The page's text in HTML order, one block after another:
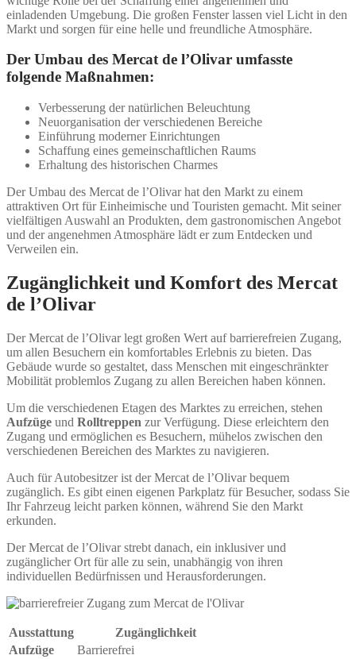
einladenden Umgebung. Die großen Fenster lassen viel Licht in den
Markt und sorgen für eine helle und freundliche Atmosphäre.
Der Umbau des Mercat de l’Olivar umfasste
folgende Maßnahmen:
Verbesserung der natürlichen Beleuchtung
Neuorganisation der verschiedenen Bereiche
Einführung moderner Einrichtungen
Schaffung eines gemeinschaftlichen Raums
Erhaltung des historischen Charmes
Der Umbau des Mercat de l’Olivar hat den Markt zu einem
attraktiven Ort für Einheimische und Touristen gemacht. Mit seiner
vielfältigen Auswahl an Produkten, dem gastronomischen Angebot
und der angenehmen Atmosphäre lädt er zum Entdecken und
Verweilen ein.
Zugänglichkeit und Komfort des Mercat
de l’Olivar
Der Mercat de l’Olivar legt großen Wert auf barrierefreien Zugang,
um allen Besuchern ein komfortables Erlebnis zu bieten. Das
Gebäude wurde so gestaltet, dass Menschen mit eingeschränkter
Mobilität problemlos Zugang zu allen Bereichen haben können.
Um die verschiedenen Etagen des Marktes zu erreichen, stehen
Aufzüge und Rolltreppen zur Verfügung. Diese erleichtern den
Zugang und ermöglichen es Besuchern, mühelos zwischen den
verschiedenen Bereichen des Marktes zu navigieren.
Auch für Autobesitzer ist der Mercat de l’Olivar bequem
zugänglich. Es gibt einen eigenen Parkplatz für Besucher, sodass Sie
Ihr Fahrzeug leicht parken können, während Sie den Markt
erkunden.
Der Mercat de l’Olivar strebt danach, ein inklusiver und
zugänglicher Ort für alle zu sein, unabhängig von ihren
individuellen Bedürfnissen und Herausforderungen.
Ausstattung
Zugänglichkeit
Aufzüge
Barrierefrei